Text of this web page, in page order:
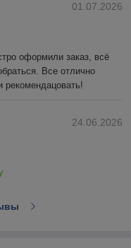
01.07.2026
оформили заказ, всё
Все отлично
рекомендацовать!
24.06.2026